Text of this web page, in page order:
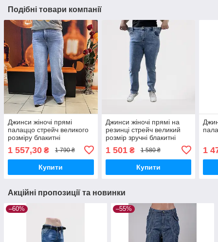
Подібні товари компанії
Джинси жіночі прямі
палаццо стрейч великого
розміру блакитні
1 557,30 ₴ 1 790 ₴
Купити
Джинси жіночі прямі на
резинці стрейч великий
розмір зручні блакитні
1 501₴ 1 580 ₴
Купити
1
Акційні пропозиції та новинки
–60% –55%